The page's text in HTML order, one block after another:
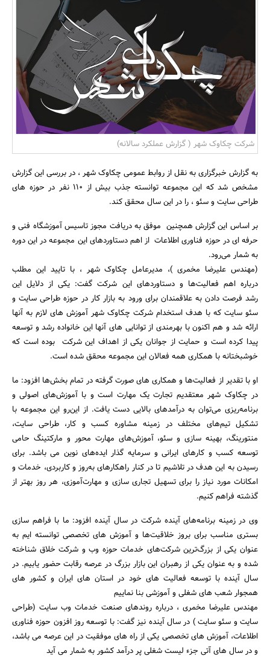
بانک، بیمه و سرمایه
مسکن و ساختمان
جستجو
شرکت چکاوک شهر ( گزارش عملکرد سالانه)
به گزارش خبرگزاری به نقل از روابط عمومی چکاوک شهر ، در بررسی این گزارش
مشخص شد که این مجموعه توانسته جذب بیش از 110 نفر در حوزه های
طراحی سایت و سئو ، را در این سال محقق کند.
بر اساس این گزارش همچنین موفق به دریافت مجوز تاسیس آموزشگاه فنی و
حرفه ای در حوزه فناوری اطلاعات از اهم دستاوردهای این مجموعه در این دوره
به شمار می‌رود.
(مهندس علیرضا مخمری )، مدیرعامل چکاوک شهر ، با تایید این مطلب
درباره اهم فعالیت‌ها و دستاوردهای این شرکت گفت: یکی از دلایل این
رشد فرصت دادن به علاقمندان برای ورود به بازار کار در حوزه طراحی سایت و
سئو سایت که با هدف استخدام شرکت چکاوک شهر آموزش های لازم به آنها
ارائه شد و هم اکنون با بهرمندی از توانایی های آنها این خانواده رشد و توسعه
پیدا کرده است و حمایت از جوانان یکی از اهداف این شرکت بوده است که
خوشبختانه با همکاری همه فعالان این مجموعه محقق شده است.
او با تقدیر از فعالیت‌ها و همکاری های صورت گرفته در تمام بخش‌ها افزود: ما
در چکاوک شهر معتقدیم تجارت یک مهارت است و با آموزش‌های اصولی و
برنامه‌ریزی می‌توان به درآمدهای بالایی دست یافت. از این‌رو این مجموعه با
تشکیل تیم‌های مختلف در زمینه مشاوره کسب و کار، طراحی سایت،
منتورینگ، بهینه سازی و سئو، آموزش‌های مهارت محور و مارکتینگ حامی
توسعه کسب و کارهای ایرانی و سرمایه گذار ایده‌های نوین می باشد. برای
رسیدن به این هدف در تلاشیم تا در کنار راهکارهای به‌روز و کاربردی، خدمات و
امکانات مورد نیاز را برای تسهیل تجاری سازی و مهارت‌آموزی، هر روز بهتر از
گذشته فراهم کنیم.
وی در زمینه برنامه‌های آینده شرکت در سال آینده افزود: ما با فراهم سازی
بستری مناسب برای بروز خلاقیت‌ها و آموزش های تخصصی توانسته ایم‌ به
عنوان یکی از بزرگ‌ترین شرکت‌های خدمات حوزه وب و شرکت خلاق شناخته
شده و به عنوان یکی از رهبران این بازار بزرگ در عرصه رقابت حضور یابیم. در
سال آینده با توسعه فعالیت های خود در استان های ایران و کشور های
همجوار شعب های شغلی و آموزشی بنا نماییم
مهندس علیرضا مخمری ، درباره روندهای صنعت خدمات وب سایت (طراحی
سایت و سئو سایت ) در سال آینده نیز گفت: با توسعه روز افزون حوزه فناوری
اطلاعات، آموزش های تخصصی یکی از راه های موفقیت در این عرصه می باشد،
و در سال های آتی جزء لیست شغلی پر درآمد کشور به شمار می آید